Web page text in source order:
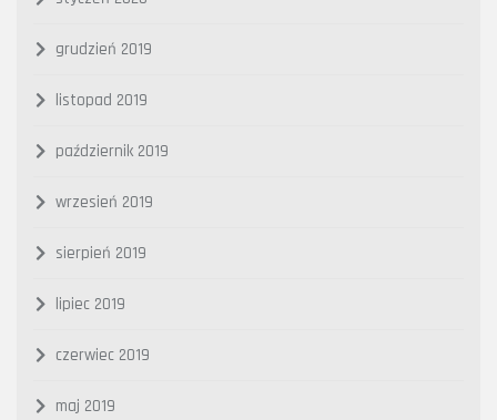
grudzień 2019
listopad 2019
październik 2019
wrzesień 2019
sierpień 2019
lipiec 2019
czerwiec 2019
maj 2019